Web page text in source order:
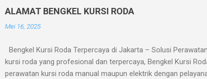
ALAMAT BENGKEL KURSI RODA
Mei 16, 2025
Bengkel Kursi Roda Terpercaya di Jakarta – Solusi
kursi roda yang profesional dan terpercaya, Bengkel Kursi
perawatan kursi roda manual maupun elektrik dengan